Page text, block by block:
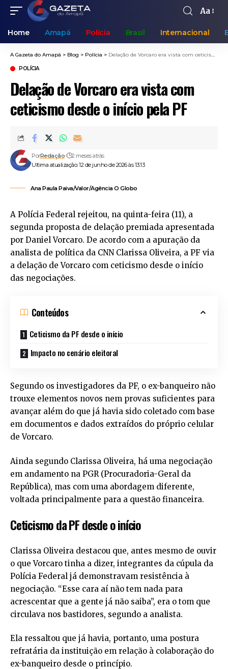
Aa
Home Amapá Polícia Brasil Internacional
A Gazeta do Amapá > Blog > Polícia > Delação de Vorcaro era vista com ceticismo desde o início pela PF
POLÍCIA
Delação de Vorcaro era vista com
ceticismo desde o início pela PF
Ultima atualização: 12 de junho de 2026 às 13:13
PorRedação 2 meses atrás
Ana Paula Paiva/Valor/Agência O Globo
A Polícia Federal rejeitou, na quinta-feira (11), a
segunda proposta de delação premiada apresentada
por Daniel Vorcaro. De acordo com a apuração da
analista de política da CNN Clarissa Oliveira, a PF via
a delação de Vorcaro com ceticismo desde o início
das negociações.
Conteúdos
Ceticismo da PF desde o início
Impacto no cenário eleitoral
Segundo os investigadores da PF, o ex-banqueiro não
trouxe elementos novos nem provas suficientes para
avançar além do que já havia sido coletado com base
em documentos e dados extraídos do próprio celular
de Vorcaro.
Ainda segundo Clarissa Oliveira, há uma negociação
em andamento na PGR (Procuradoria-Geral da
República), mas com uma abordagem diferente,
voltada principalmente para a questão financeira.
Ceticismo da PF desde o início
Clarissa Oliveira destacou que, antes mesmo de ouvir
o que Vorcaro tinha a dizer, integrantes da cúpula da
Polícia Federal já demonstravam resistência à
negociação. “Esse cara aí não tem nada para
acrescentar que a gente já não saiba”, era o tom que
circulava nos bastidores, segundo a analista.
Ela ressaltou que já havia, portanto, uma postura
refratária da instituição em relação à colaboração do
ex-banqueiro desde o princípio.